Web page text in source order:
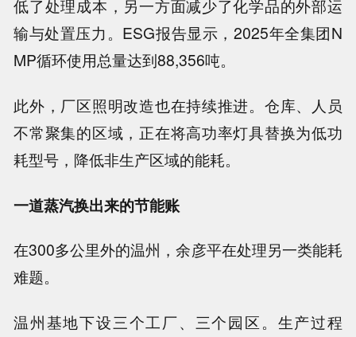
低了处理成本，另一方面减少了化学品的外部运
输与处置压力。ESG报告显示，2025年全集团N
MP循环使用总量达到88,356吨。
此外，厂区照明改造也在持续推进。仓库、人员
不常聚集的区域，正在将高功率灯具替换为低功
耗型号，降低非生产区域的能耗。
一道蒸汽换出来的节能账
在300多公里外的温州，余彦平在处理另一类能耗
难题。
温州基地下设三个工厂、三个园区。生产过程